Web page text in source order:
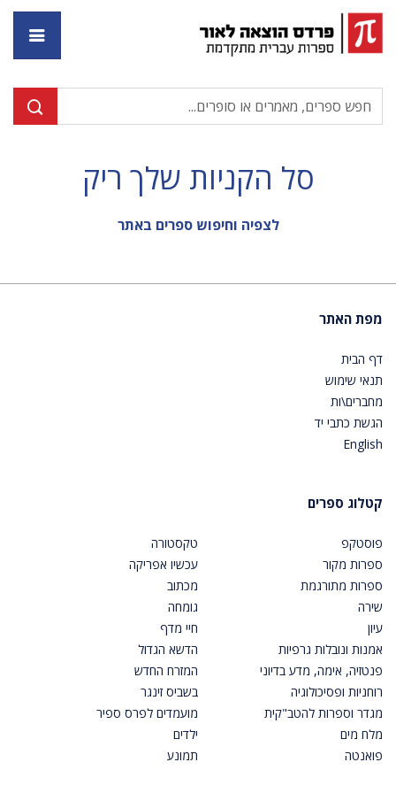
סל הקניות שלך ריק
לצפיה וחיפוש ספרים באתר
מפת האתר
דף הבית
תנאי שימוש
מחברים\ות
הגשת כתבי יד
English
קטלוג ספרים
פוסטקפ
ספרות מקור
ספרות מתורגמת
שירה
עיון
אמנות ונובלות גרפיות
פנטזיה, אימה, מדע בדיוני
רוחניות ופסיכולוגיה
מגדר וספרות להטב"קית
מלח מים
פואנטה
טקסטורה
עכשיו אפריקה
מכתוב
גומחה
חיי מדף
הדשא הגדול
המזרח החדש
בשביס זינגר
מועמדים לפרס ספיר
ילדים
תמונע